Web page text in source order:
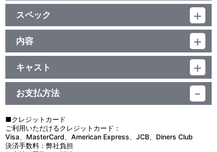
収録内容（予定）
DISC 1: ゆうきまさみ原作 「機動警察パトレイバー」 イメージ・サ
ウンドトラック・アルバム Vol.1 “INTERFACE”
1. 序章 – Night Stalker／2. 未来派Lovers／3. アルフォンス／4. 第
2小隊／5. バビロンの影／6. 出動～PATLABOR／7. そして、夜明け
／8. 冷たいくらいが好き／9. Diamond Flight／10. 4億5千万年の
罠／11. 特車隊マーチ／12. 黒い鼓動／13. 幻影の果てに／14. メガ
ロシティ・ポリス／15. INTERFACE
DISC 2: ゆうきまさみ原作 「機動警察パトレイバー」 イメージ・
サウンドトラック・アルバム Vol.2 “INTERCEPT”
1. 栄光の特車隊／2. 予兆／3. ゆけよ! イングラム／4. 鋼の矢／5.
迫りくる者／6. Lの悲劇／7. がんばれ、後藤隊長／8. N・O・A／9.
暁のマーチ／10. 疾走／11. 栄光の特車隊～特車隊のうた／12. 冬／
13. あっ軽い人びと／14. INGRAM／15. 推理／16. レヴォリューシ
ョン／17. 二課の一番長い日／18. Believe yourself Again
スペック
品番：LACA-39187s
アルバム
UHQCD
内容
「アーリーデイズ」から「劇場版1」の音楽集CD11枚を紙ジャケッ
トにて復刻BOX化！
2006年発売の「メモリアルコレクション」限定盤以来20年振りの
音楽CD再発売！
BOXアートは橘田幸雄氏が2026年に描き下ろした「98イングラ
ム」！
LDサイズBOXだった3枚組「イメージカプセルプレゼンツ 機動警察
パトレイバー CD BOX DELUXE」も、BOXをCDサイズにリサイズ
して収める仕様。リマスターUHQCDで再発売。
キャスト
音楽：川井憲次 他
お支払方法
■クレジットカード
ご利用いただけるクレジットカード：
Visa、MasterCard、American Express、JCB、Diners Club
決済手数料：弊社負担